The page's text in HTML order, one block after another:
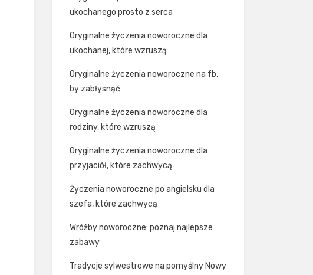
ukochanego prosto z serca
Oryginalne życzenia noworoczne dla
ukochanej, które wzruszą
Oryginalne życzenia noworoczne na fb,
by zabłysnąć
Oryginalne życzenia noworoczne dla
rodziny, które wzruszą
Oryginalne życzenia noworoczne dla
przyjaciół, które zachwycą
Życzenia noworoczne po angielsku dla
szefa, które zachwycą
Wróżby noworoczne: poznaj najlepsze
zabawy
Tradycje sylwestrowe na pomyślny Nowy